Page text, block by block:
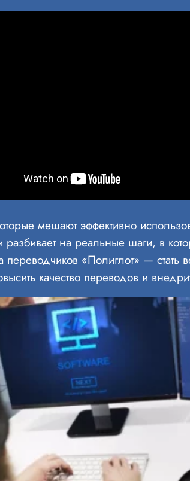
мешают эффективно
на реальные шаги, в
«Полиглот» — стать
качество переводов и